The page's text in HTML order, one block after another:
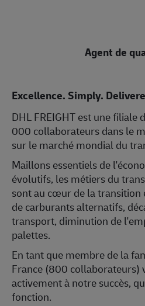
Agent de
Excellence. Simply.
DHL FREIGHT est une filiale
000 collaborateurs dans le
sur le marché mondial du
Maillons essentiels de
évolutifs, les métiers du
sont au cœur de la transition
de carburants alternatifs,
transport, diminution de
palettes.
En tant que membre de la
France (800 collaborateurs)
activement à notre succès,
fonction.